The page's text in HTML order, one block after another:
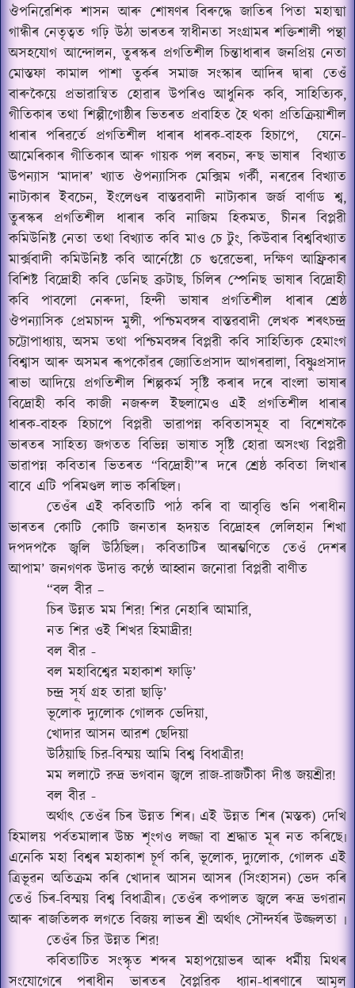
ঔপনিৱেশিক শাসন আৰু শোষণৰ বিৰুদ্ধে জাতিৰ পিতা মহাত্মা
গান্ধীৰ নেতৃত্বত গঢ়ি উঠা ভাৰতৰ স্বাধীনতা সংগ্ৰামৰ শক্তিশালী পন্থা
অসহযোগ আন্দোলন, তুৰস্কৰ প্ৰগতিশীল চিন্তাধাৰাৰ জনপ্ৰিয় নেতা
মোস্তফা কামাল পাশা তুৰ্কৰ সমাজ সংস্কাৰ আদিৰ দ্বাৰা তেওঁ
বাৰুকৈয়ে প্ৰভাৱান্বিত হোৱাৰ উপৰিও আধুনিক কবি, সাহিত্যিক,
গীতিকাৰ তথা শিল্পীগোষ্ঠীৰ ভিতৰত প্ৰবাহিত হৈ থকা প্ৰতিক্ৰিয়াশীল
ধাৰাৰ পৰিৱৰ্তে প্ৰগতিশীল ধাৰাৰ ধাৰক-বাহক হিচাপে,
যেনে-
আমেৰিকাৰ গীতিকাৰ আৰু গায়ক পল ৰবচন, ৰুছ ভাষাৰ বিখ্যাত
উপন্যাস ‘মাদাৰ’ খ্যাত ঔপন্যাসিক মেক্সিম গৰ্কী, নৰৱেৰ বিখ্যাত
নাট্যকাৰ ইবচেন, ইংলেণ্ডৰ বাস্তৱবাদী নাট্যকাৰ জৰ্জ বাৰ্ণাড শ্ব,
তুৰস্কৰ প্ৰগতিশীল ধাৰাৰ কবি নাজিম হিকমত, চীনৰ বিপ্লৱী
কমিউনিষ্ট নেতা তথা বিখ্যাত কবি মাও চে টুং, কিউবাৰ বিশ্ববিখ্যাত
মাৰ্ক্সবাদী কমিউনিষ্ট কবি আৰ্নেষ্টো চে গুৱেভেৰা, দক্ষিণ আফ্ৰিকাৰ
বিশিষ্ট বিদ্ৰোহী কবি ডেনিছ ব্ৰুটাছ, চিলিৰ স্পেনিছ ভাষাৰ বিদ্ৰোহী
কবি পাবলো নেৰুদা, হিন্দী ভাষাৰ প্ৰগতিশীল ধাৰাৰ শ্ৰেষ্ঠ
ঔপন্যাসিক প্ৰেমচান্দ মুন্সী, পশ্চিমবঙ্গৰ বাস্তৱবাদী লেখক শৰৎচন্দ্ৰ
চট্টোপাধ্যায়, অসম তথা পশ্চিমবঙ্গৰ বিপ্লৱী কবি সাহিত্যিক হেমাংগ
বিশ্বাস আৰু অসমৰ ৰূপকোঁৱৰ জ্যোতিপ্ৰসাদ আগৰৱালা, বিষ্ণুপ্ৰসাদ
ৰাভা আদিয়ে প্ৰগতিশীল শিল্পকৰ্ম সৃষ্টি কৰাৰ দৰে বাংলা ভাষাৰ
বিদ্ৰোহী কবি কাজী নজৰুল ইছলামেও এই প্ৰগতিশীল ধাৰাৰ
ধাৰক-বাহক হিচাপে বিপ্লৱী ভাৱাপন্ন কবিতাসমূহ বা বিশেষকৈ
ভাৰতৰ সাহিত্য জগতত বিভিন্ন ভাষাত সৃষ্টি হোৱা অসংখ্য বিপ্লৱী
ভাৱাপন্ন কবিতাৰ ভিতৰত “বিদ্ৰোহী”ৰ দৰে শ্ৰেষ্ঠ কবিতা লিখাৰ
বাবে এটি পৰিমণ্ডল লাভ কৰিছিল৷
তেওঁৰ এই কবিতাটি পাঠ কৰি বা আবৃত্তি শুনি পৰাধীন
ভাৰতৰ কোটি কোটি জনতাৰ হৃদয়ত বিদ্ৰোহৰ লেলিহান শিখা
দপদপকৈ জ্বলি উঠিছিল৷ কবিতাটিৰ আৰম্ভণিতে তেওঁ দেশৰ
আপাম’ জনগণক উদাত্ত কণ্ঠে আহ্বান জনোৱা বিপ্লৱী বাণীত
“বল বীর –
চিৰ উন্নত মম শির! শির নেহাৰি আমারি,
নত শির ওই শিখর হিমাদ্রীর!
বল বীর -
বল মহাবিশ্বের মহাকাশ ফাড়ি’
চন্দ্র সূর্য গ্রহ তারা ছাড়ি’
ভূলোক দ্যুলোক গোলক ভেদিয়া,
খোদার আসন আরশ ছেদিয়া
উঠিয়াছি চির-বিস্ময় আমি বিশ্ব বিধাত্রীর!
মম ললাটে রুদ্র ভগবান জ্বলে রাজ-রাজটীকা দীপ্ত জয়শ্রীর!
বল বীর -
অৰ্থাৎ তেওঁৰ চিৰ উন্নত শিৰ৷ এই উন্নত শিৰ (মস্তক) দেখি
হিমালয় পৰ্বতমালাৰ উচ্চ শৃংগও লজ্জা বা শ্ৰদ্ধাত মূৰ নত কৰিছে৷
এনেকি মহা বিশ্বৰ মহাকাশ চূৰ্ণ কৰি, ভূলোক, দ্যুলোক, গোলক এই
ত্ৰিভূৱন অতিক্ৰম কৰি খোদাৰ আসন আসৰ (সিংহাসন) ভেদ কৰি
তেওঁ চিৰ-বিস্ময় বিশ্ব বিধাত্ৰীৰ৷ তেওঁৰ কপালত জ্বলে ৰুদ্ৰ ভগৱান
আৰু ৰাজতিলক লগতে বিজয় লাভৰ শ্ৰী অৰ্থাৎ সৌন্দৰ্যৰ উজ্জলতা ৷
তেওঁৰ চির উন্নত শির!
কবিতাটিত সংস্কৃত শব্দৰ মহাপয়োভৰ আৰু ধৰ্মীয় মিথৰ
সংযোগেৰে পৰাধীন ভাৰতৰ বৈপ্লৱিক ধ্যান-ধাৰণাৰে আমূল